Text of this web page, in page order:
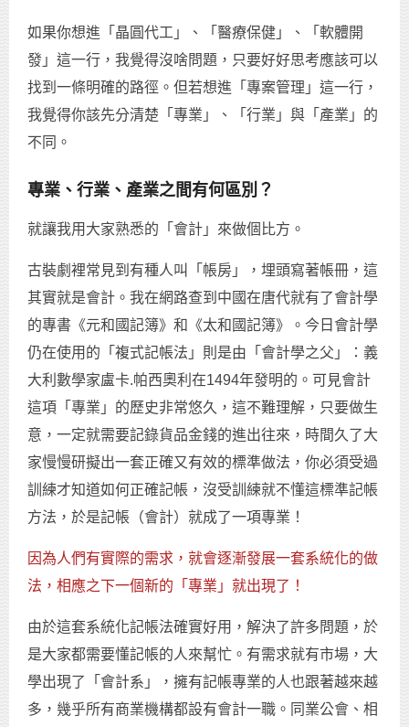
如果你想進「晶圓代工」、「醫療保健」、「軟體開
發」這一行，我覺得沒啥問題，只要好好思考應該可以
找到一條明確的路徑。但若想進「專案管理」這一行，
我覺得你該先分清楚「專業」、「行業」與「產業」的
不同。
專業、行業、產業之間有何區別？
就讓我用大家熟悉的「會計」來做個比方。
古裝劇裡常見到有種人叫「帳房」，埋頭寫著帳冊，這
其實就是會計。我在網路查到中國在唐代就有了會計學
的專書《元和國記簿》和《太和國記簿》。今日會計學
仍在使用的「複式記帳法」則是由「會計學之父」：義
大利數學家盧卡.帕西奧利在1494年發明的。可見會計
這項「專業」的歷史非常悠久，這不難理解，只要做生
意，一定就需要記錄貨品金錢的進出往來，時間久了大
家慢慢研擬出一套正確又有效的標準做法，你必須受過
訓練才知道如何正確記帳，沒受訓練就不懂這標準記帳
方法，於是記帳（會計）就成了一項專業！
因為人們有實際的需求，就會逐漸發展一套系統化的做
法，相應之下一個新的「專業」就出現了！
由於這套系統化記帳法確實好用，解決了許多問題，於
是大家都需要懂記帳的人來幫忙。有需求就有市場，大
學出現了「會計系」，擁有記帳專業的人也跟著越來越
多，幾乎所有商業機構都設有會計一職。同業公會、相